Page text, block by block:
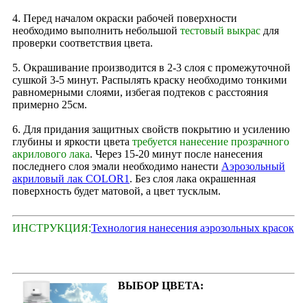
4. Перед началом окраски рабочей поверхности
необходимо выполнить небольшой тестовый выкрас для
проверки соответствия цвета.
5. Окрашивание производится в 2‑3 слоя с промежуточной
сушкой 3-5 минут. Распылять краску необходимо тонкими
равномерными слоями, избегая подтеков с расстояния
примерно 25см.
6. Для придания защитных свойств покрытию и усилению
глубины и яркости цвета требуется нанесение прозрачного
акрилового лака. Через 15‑20 минут после нанесения
последнего слоя эмали необходимо нанести Аэрозольный
акриловый лак COLOR1 . Без слоя лака окрашенная
поверхность будет матовой, а цвет тусклым.
ИНСТРУКЦИЯ:Технология нанесения аэрозольных красок
ВЫБОР ЦВЕТА: